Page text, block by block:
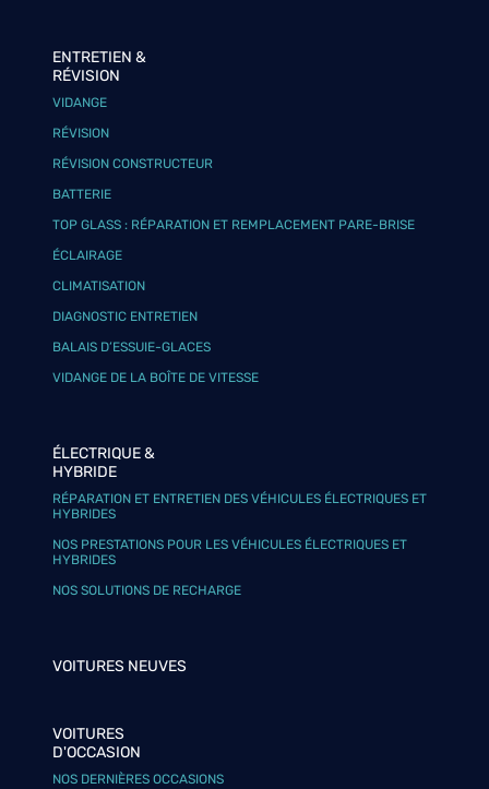
ENTRETIEN &
RÉVISION
VIDANGE
RÉVISION
RÉVISION CONSTRUCTEUR
BATTERIE
TOP GLASS : RÉPARATION ET REMPLACEMENT PARE-BRISE
ÉCLAIRAGE
CLIMATISATION
DIAGNOSTIC ENTRETIEN
BALAIS D’ESSUIE-GLACES
VIDANGE DE LA BOÎTE DE VITESSE
ÉLECTRIQUE &
HYBRIDE
RÉPARATION ET ENTRETIEN DES VÉHICULES ÉLECTRIQUES ET
HYBRIDES
NOS PRESTATIONS POUR LES VÉHICULES ÉLECTRIQUES ET
HYBRIDES
NOS SOLUTIONS DE RECHARGE
VOITURES NEUVES
VOITURES
D'OCCASION
NOS DERNIÈRES OCCASIONS